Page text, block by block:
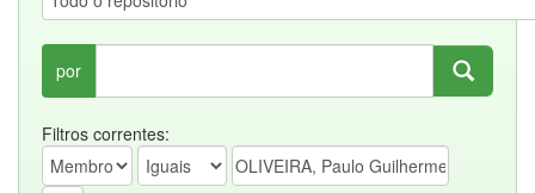
por
Filtros correntes: